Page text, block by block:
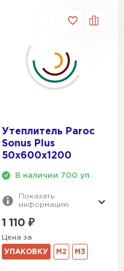
Утеплитель Paroc
Sonus Plus
50х600х1200
В наличии 700 уп.
Показать
информацию
1 110 ₽
Цена за
УПАКОВКУ М2 М3
Брит
Knauf